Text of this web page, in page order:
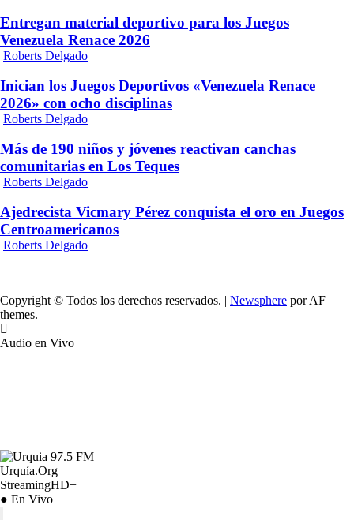
Entregan material deportivo para los Juegos
Venezuela Renace 2026
Roberts Delgado
Inician los Juegos Deportivos «Venezuela Renace
2026» con ocho disciplinas
Roberts Delgado
Más de 190 niños y jóvenes reactivan canchas
comunitarias en Los Teques
Roberts Delgado
Ajedrecista Vicmary Pérez conquista el oro en Juegos
Centroamericanos
Roberts Delgado
Copyright © Todos los derechos reservados. | Newsphere por AF
themes.
Audio en Vivo
Urquía.Org
StreamingHD+
● En Vivo